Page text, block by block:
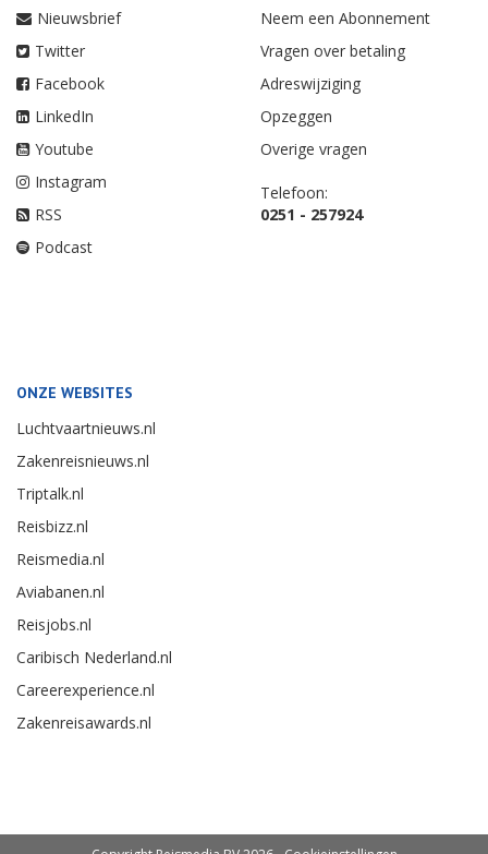
Nieuwsbrief
Twitter
Facebook
LinkedIn
Youtube
Instagram
RSS
Podcast
Neem een Abonnement
Vragen over betaling
Adreswijziging
Opzeggen
Overige vragen
Telefoon:
0251 - 257924
ONZE WEBSITES
Luchtvaartnieuws.nl
Zakenreisnieuws.nl
Triptalk.nl
Reisbizz.nl
Reismedia.nl
Aviabanen.nl
Reisjobs.nl
Caribisch Nederland.nl
Careerexperience.nl
Zakenreisawards.nl